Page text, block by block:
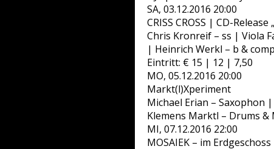
SA, 03.12.2016 20:00
CRISS CROSS | CD-Release
Chris Kronreif – ss | Viola
| Heinrich Werkl – b &
Eintritt: € 15 | 12 | 7,50
MO, 05.12.2016 20:00
Markt(l)Xperiment
Michael Erian – Saxophon
Klemens Marktl – Drums
MI, 07.12.2016 22:00
MOSAIEK – im Erdgeschoss